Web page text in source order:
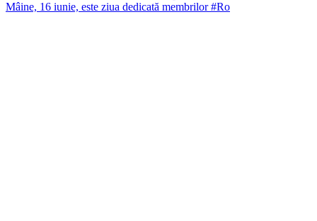
Mâine, 16 iunie, este ziua dedicată membrilor #Ro